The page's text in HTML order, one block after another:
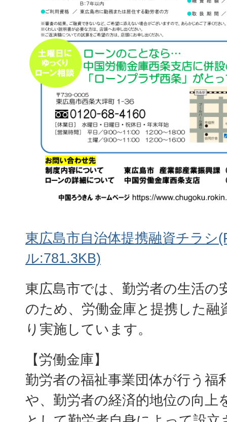
東広島市自治体提携融資チラシ
ル:781.3KB)
東広島市では、勤労者の生活の
のため、労働金庫と提携した融
り実施しています。
【労働金庫】
勤労者の福祉事業団体が行う福
や、勤労者の経済的地位の向上